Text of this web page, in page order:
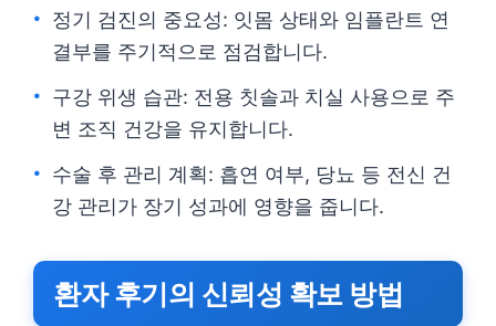
정기 검진의 중요성: 잇몸 상태와 임플란트 연
결부를 주기적으로 점검합니다.
구강 위생 습관: 전용 칫솔과 치실 사용으로 주
변 조직 건강을 유지합니다.
수술 후 관리 계획: 흡연 여부, 당뇨 등 전신 건
강 관리가 장기 성과에 영향을 줍니다.
환자 후기의 신뢰성 확보 방법